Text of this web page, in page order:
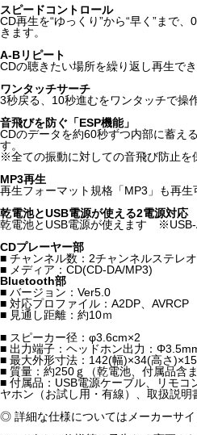
スピードコントロール
CD再生を“ゆっくり”から“早く”まで
きます。
A-Bリピート
CDの聴きたい場所を繰り返し再生でき
ワンタッチサーチ
3秒戻る、10秒進むをワンタッチで操
音飛びを防ぐ「ESP機能」
CDのデータを約60秒ずつ内部に蓄え
す。
※全ての振動に対しての音飛び防止を
MP3再生
再生フォーマット規格「MP3」も再生
乾電池とUSB電源が使える2電源対応
乾電池とUSB電源が使えます ※USB-
CDプレーヤー部
■ チャンネル数：2チャンネルステレオ
■ メディア：CD(CD-DA/MP3)
Bluetooth部
■ バージョン：Ver5.0
■ 対応プロファイル：A2DP、AVRCP
■ 見通し距離：約10ｍ
■ スピーカー径：φ3.6cm×2
■ 出力端子：ヘッドホン出力：
■ 最大外形寸法：142(幅)×34(高さ
■ 質量：約250ｇ（乾電池、付属品含ま
■ 付属品：USB電源ケーブル、リモコ
ヤホン（お試し用・有線）、取扱説明
◎ 詳細な仕様についてはメーカーサイ